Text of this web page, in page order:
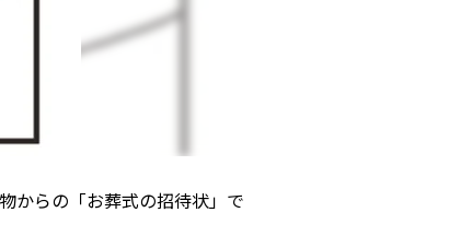
からの「お葬式の招待状」で